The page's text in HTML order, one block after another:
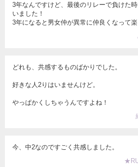
3年なんですけど、最後のリレーで負けた
いました！
3年になると男女仲が異常に仲良くなって
どれも、共感するものばかりでした。
好きな人2りはいませんけど。
やっぱかくしちゃうんですよね！
今、中2なのですごく共感しました。